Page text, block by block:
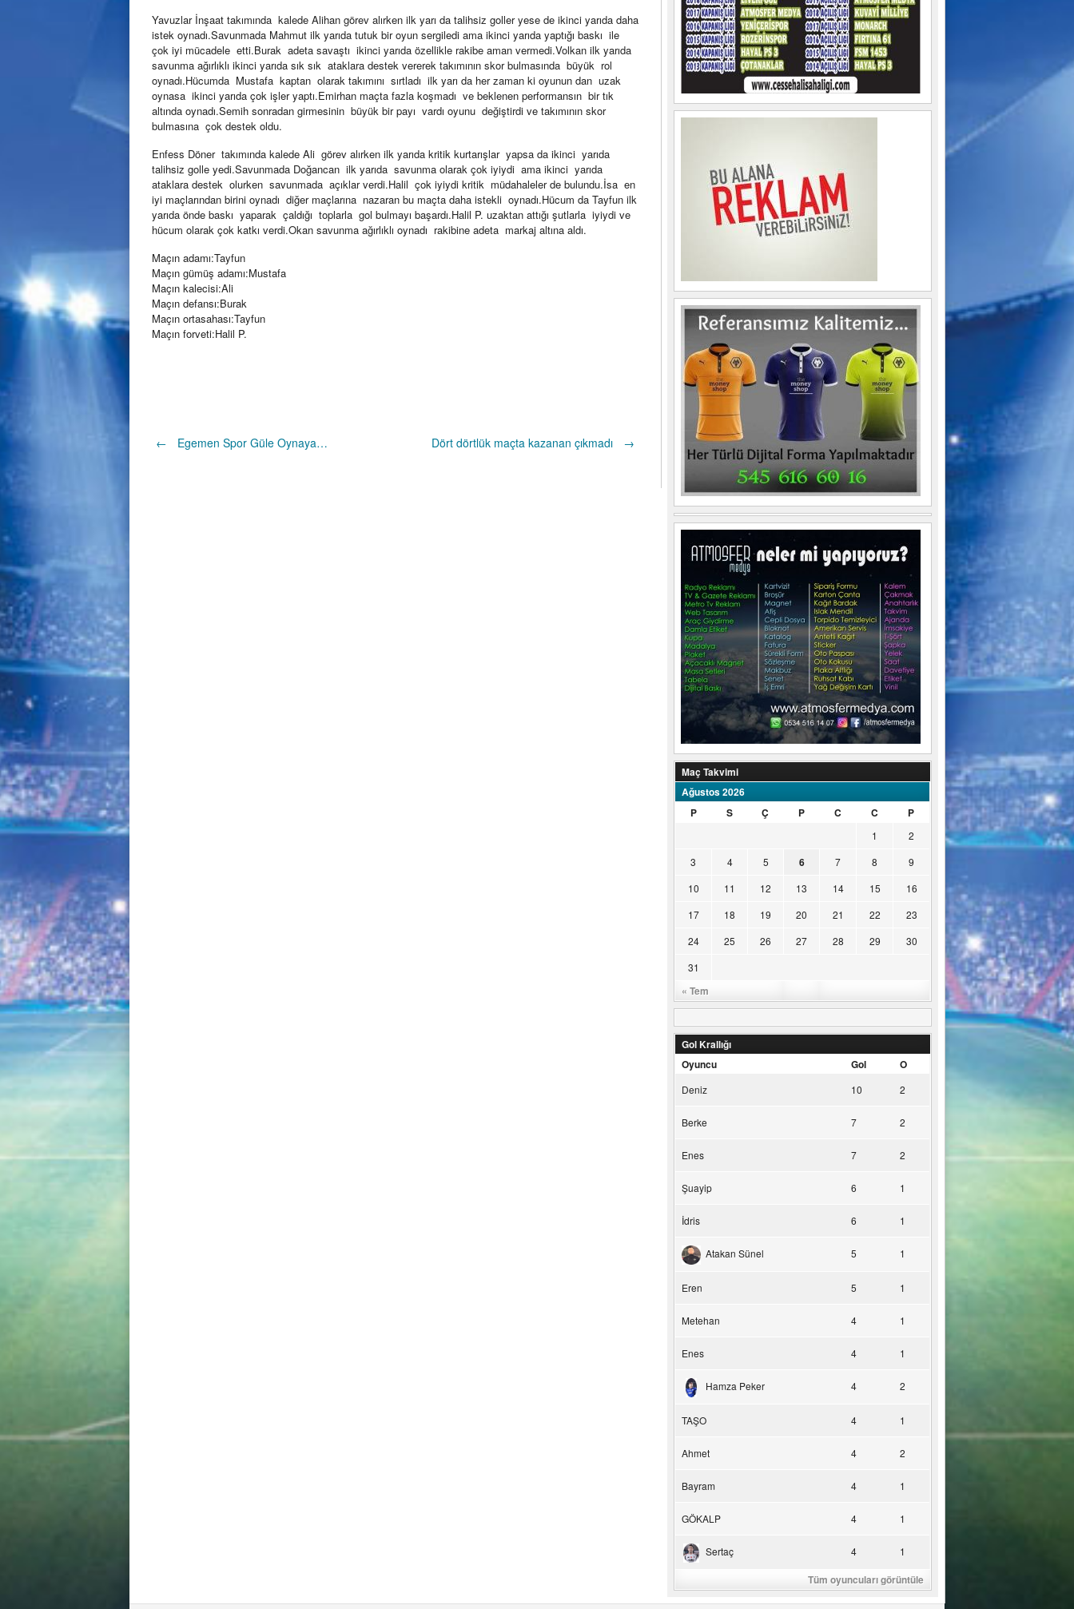
Yavuzlar İnşaat takımında kalede Alihan görev alırken ilk yarı da talihsiz goller yese de ikinci yarıda daha
istek oynadı.Savunmada Mahmut ilk yarıda tutuk bir oyun sergiledi ama ikinci yarıda yaptığı baskı ile
çok iyi mücadele etti.Burak adeta savaştı ikinci yarıda özellikle rakibe aman vermedi.Volkan ilk yarıda
savunma ağırlıklı ikinci yarıda sık sık ataklara destek vererek takımının skor bulmasında büyük rol
oynadı.Hücumda Mustafa kaptan olarak takımını sırtladı ilk yarı da her zaman ki oyunun dan uzak
oynasa ikinci yarıda çok işler yaptı.Emirhan maçta fazla koşmadı ve beklenen performansın bir tık
altında oynadı.Semih sonradan girmesinin büyük bir payı vardı oyunu değiştirdi ve takımının skor
bulmasına çok destek oldu.
Enfess Döner takımında kalede Ali görev alırken ilk yarıda kritik kurtarışlar yapsa da ikinci yarıda
talihsiz golle yedi.Savunmada Doğancan ilk yarıda savunma olarak çok iyiydi ama ikinci yarıda
ataklara destek olurken savunmada açıklar verdi.Halil çok iyiydi kritik müdahaleler de bulundu.İsa en
iyi maçlarından birini oynadı diğer maçlarına nazaran bu maçta daha istekli oynadı.Hücum da Tayfun ilk
yarıda önde baskı yaparak çaldığı toplarla gol bulmayı başardı.Halil P. uzaktan attığı şutlarla iyiydi ve
hücum olarak çok katkı verdi.Okan savunma ağırlıklı oynadı rakibine adeta markaj altına aldı.
Maçın adamı:Tayfun
Maçın gümüş adamı:Mustafa
Maçın kalecisi:Ali
Maçın defansı:Burak
Maçın ortasahası:Tayfun
Maçın forveti:Halil P.
Post
← Egemen Spor Güle Oynaya… Dört dörtlük maçta kazanan çıkmadı →
Maç Takvimi
Ağustos 2026
P
S Ç P C C P
« Tem
1
2
3
4 5 6 7 8
9
10
11 12 13 14 15
16
17
18 19 20 21 22
23
24
25 26 27 28 29
30
31
Gol Krallığı
Oyuncu
Gol O
Deniz 10 2
Berke 7 2
Enes 7 2
Şuayip 6 1
İdris 6 1
Atakan Sünel 5 1
Eren 5 1
Metehan 4 1
Enes 4 1
Hamza Peker 4 2
TAŞO 4 1
Ahmet 4 2
Bayram 4 1
GÖKALP 4 1
Sertaç 4 1
Tüm oyuncuları görüntüle